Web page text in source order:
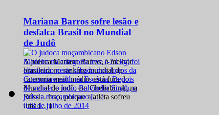
Mariana Barros sofre lesão e
desfalca Brasil no Mundial
de Judô
A judoca Mariana Barros, a melhor
brasileira no ranking mundial da
categoria meio médio, está fora do
Mundial de judô, em Cheliabinsk, na
Rússia. Isso, porque a atleta sofreu
uma […]
028 de julho de 2014